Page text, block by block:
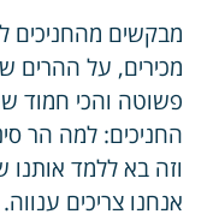
מבקשים מהחניכים
מכירים, על ההרים
פשוטה והכי חמוד
החניכים: למה הר
וזה בא ללמד
אנחנו צריכים